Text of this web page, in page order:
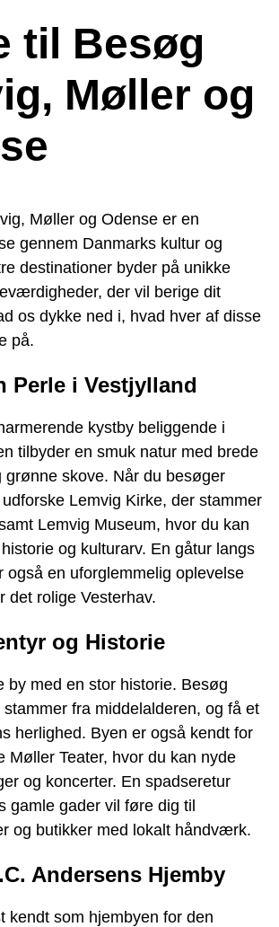
til Besøg
Møller og
Møller og Odense er en
gennem Danmarks kultur og
destinationer byder på unikke
der vil berige dit
os dykke ned i, hvad hver af disse
på.
Perle i Vestjylland
kystby beliggende i
tilbyder en smuk natur med brede
grønne skove. Når du besøger
Lemvig Kirke, der stammer
Lemvig Museum, hvor du kan
og kulturarv. En gåtur langs
også en uforglemmelig oplevelse
det rolige Vesterhav.
og Historie
by med en stor historie. Besøg
fra middelalderen, og få et
herlighed. Byen er også kendt for
Møller Teater, hvor du kan nyde
og koncerter. En spadseretur
gamle gader vil føre dig til
og butikker med lokalt håndværk.
Andersens Hjemby
kendt som hjembyen for den